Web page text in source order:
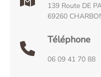
139 Route DE
69260
Téléphone
06 09 41 70 88